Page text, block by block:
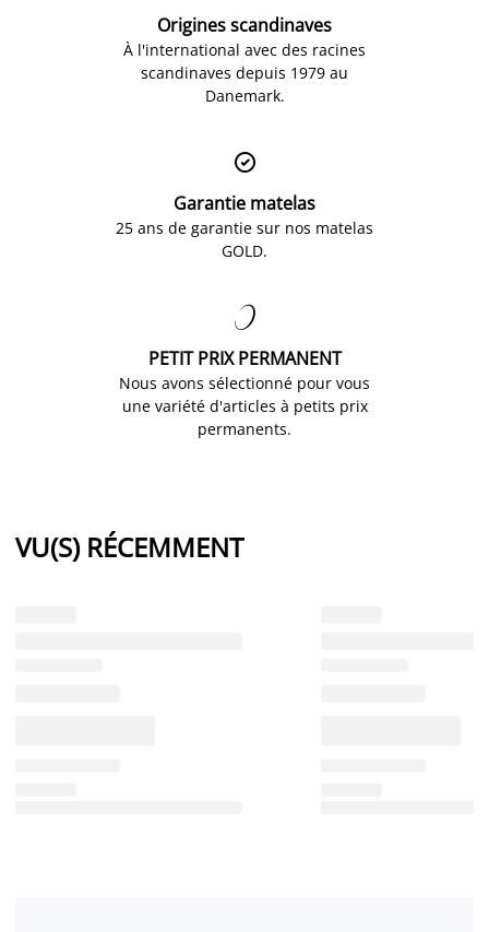
Origines scandinaves
À l'international avec des racines
scandinaves depuis 1979 au
Danemark.

Garantie matelas
25 ans de garantie sur nos matelas
GOLD.

PETIT PRIX PERMANENT
Nous avons sélectionné pour vous
une variété d'articles à petits prix
permanents.
VU(S) RÉCEMMENT